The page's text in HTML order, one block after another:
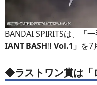
BANDAI SPIRITSは、
「
IANT BASH!! Vol.1」 を7
◆ラストワン賞は「